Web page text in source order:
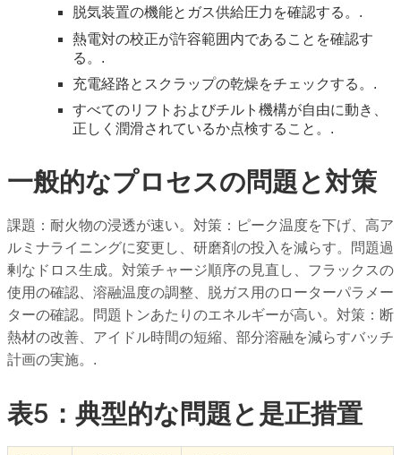
脱気装置の機能とガス供給圧力を確認する。.
熱電対の校正が許容範囲内であることを確認す
る。.
充電経路とスクラップの乾燥をチェックする。.
すべてのリフトおよびチルト機構が自由に動き、
正しく潤滑されているか点検すること。.
一般的なプロセスの問題と対策
課題：耐火物の浸透が速い。対策：ピーク温度を下げ、高ア
ルミナライニングに変更し、研磨剤の投入を減らす。問題過
剰なドロス生成。対策チャージ順序の見直し、フラックスの
使用の確認、溶融温度の調整、脱ガス用のローターパラメー
ターの確認。問題トンあたりのエネルギーが高い。対策：断
熱材の改善、アイドル時間の短縮、部分溶融を減らすバッチ
計画の実施。.
表5：典型的な問題と是正措置